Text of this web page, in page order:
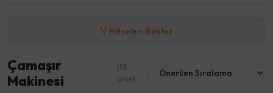
Filtreleri Göster
Çamaşır
Makinesi
(13
ürün)